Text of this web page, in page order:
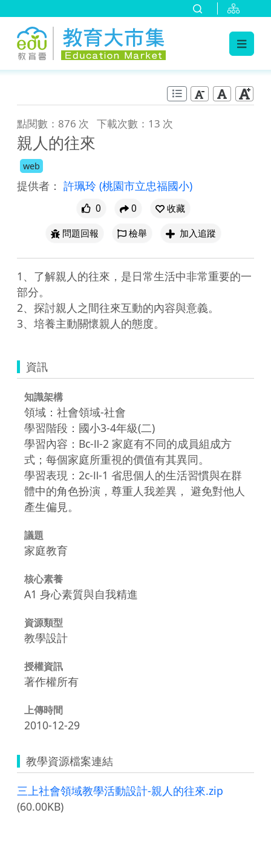
點閱數：876 次 下載次數：13 次
親人的往來
web
提供者： 許珮玲 (桃園市立忠福國小)
0 0
收藏
問題回報
檢舉 加入追蹤
1、了解親人的往來，是日常生活中非常重要的一
部分。
2、探討親人之間往來互動的內容與意義。
資訊
知識架構
領域：社會領域-社會
學習階段：國小3-4年級(二)
學習內容：Bc-Ⅱ-2 家庭有不同的成員組成方
式；每個家庭所重視的價值有其異同。
學習表現：2c-Ⅱ-1 省思個人的生活習慣與在群
體中的角色扮演，尊重人我差異， 避免對他人
產生偏見。
議題
家庭教育
核心素養
A1 身心素質與自我精進
資源類型
教學設計
授權資訊
著作權所有
上傳時間
2010-12-29
教學資源檔案連結
三上社會領域教學活動設計-親人的往來.zip
(60.00KB)